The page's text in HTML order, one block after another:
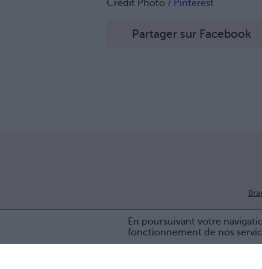
En poursuivant votre
fonctionnement de nos
Crédit Photo / Pinterest
Partager sur Facebook